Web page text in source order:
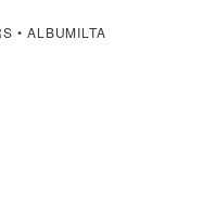
• ALBUMILTA